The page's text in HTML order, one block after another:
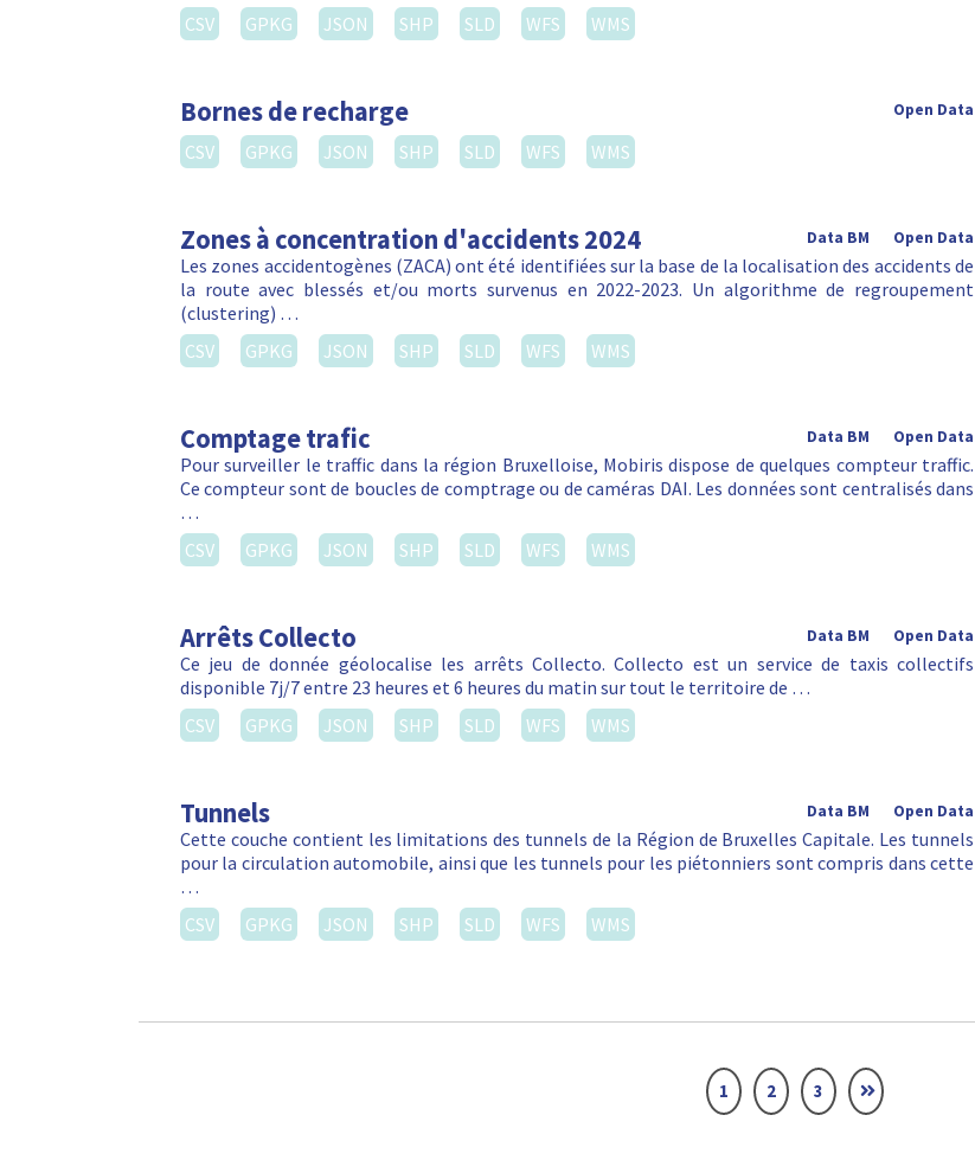
CSV
GPKG JSON SHP SLD WFS WMS
Bornes de recharge Open Data
CSV GPKG JSON SHP SLD WFS WMS
Zones à concentration d'accidents 2024 Open Data
Data BM
Les zones accidentogènes (ZACA) ont été identifiées sur la base de la localisation des accidents de
la route avec blessés et/ou morts survenus en 2022-2023. Un algorithme de regroupement
(clustering) …
CSV
GPKG JSON SHP SLD WFS WMS
Comptage trafic Open Data
Data BM
Pour surveiller le traffic dans la région Bruxelloise, Mobiris dispose de quelques compteur traffic.
Ce compteur sont de boucles de comptrage ou de caméras DAI. Les données sont centralisés dans
…
CSV
GPKG JSON SHP SLD WFS WMS
Arrêts Collecto Open Data
Data BM
Ce jeu de donnée géolocalise les arrêts Collecto. Collecto est un service de taxis collectifs
disponible 7j/7 entre 23 heures et 6 heures du matin sur tout le territoire de …
CSV
GPKG JSON SHP SLD WFS WMS
Tunnels Open Data
Data BM
Cette couche contient les limitations des tunnels de la Région de Bruxelles Capitale. Les tunnels
pour la circulation automobile, ainsi que les tunnels pour les piétonniers sont compris dans cette
…
CSV
GPKG JSON SHP SLD WFS WMS
1 2 3